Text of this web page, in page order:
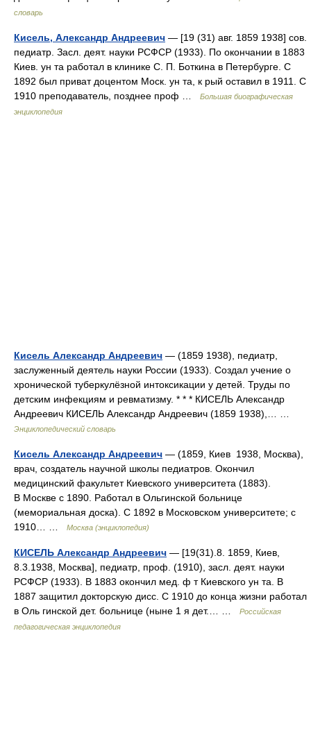
словарь
Кисель, Александр Андреевич — [19 (31) авг. 1859 1938] сов.
педиатр. Засл. деят. науки РСФСР (1933). По окончании в 1883
Киев. ун та работал в клинике С. П. Боткина в Петербурге. С
1892 был приват доцентом Моск. ун та, к рый оставил в 1911. С
1910 преподаватель, позднее проф …
Большая биографическая
энциклопедия
Кисель Александр Андреевич — (1859 1938), педиатр,
заслуженный деятель науки России (1933). Создал учение о
хронической туберкулёзной интоксикации у детей. Труды по
детским инфекциям и ревматизму. * * * КИСЕЛЬ Александр
Андреевич КИСЕЛЬ Александр Андреевич (1859 1938),… …
Энциклопедический словарь
Кисель Александр Андреевич — (1859, Киев 1938, Москва),
врач, создатель научной школы педиатров. Окончил
медицинский факультет Киевского университета (1883).
В Москве с 1890. Работал в Ольгинской больнице
(мемориальная доска). С 1892 в Московском университете; с
1910… …
Москва (энциклопедия)
КИСЕЛЬ Александр Андреевич — [19(31).8. 1859, Киев,
8.3.1938, Москва], педиатр, проф. (1910), засл. деят. науки
РСФСР (1933). В 1883 окончил мед. ф т Киевского ун та. В
1887 защитил докторскую дисс. С 1910 до конца жизни работал
в Оль гинской дет. больнице (ныне 1 я дет.… …
Российская
педагогическая энциклопедия